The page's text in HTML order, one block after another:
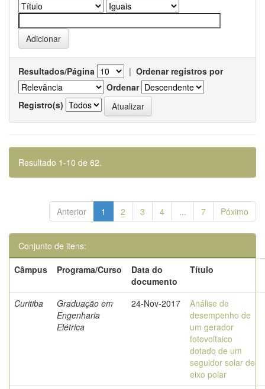
Resultados/Página | Ordenar registros por
Ordenar
Registro(s)
Resultado 1-10 de 62.
Anterior 1 2 3 4 ... 7 Póximo
Conjunto de itens:
Câmpus
Programa/Curso
Data do
documento
Título
Curitiba
Graduação em
Engenharia
Elétrica
24-Nov-2017
Análise de
desempenho de
um gerador
fotovoltaico
dotado de um
seguidor solar de
eixo polar